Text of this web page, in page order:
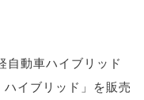
自動車ハイブリッド
イブリッド」を販売